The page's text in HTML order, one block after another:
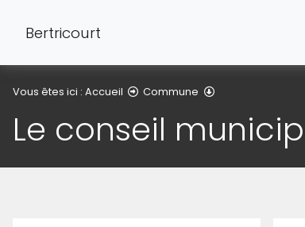
Bertricourt
Vous êtes ici : Accueil Commune
Le conseil